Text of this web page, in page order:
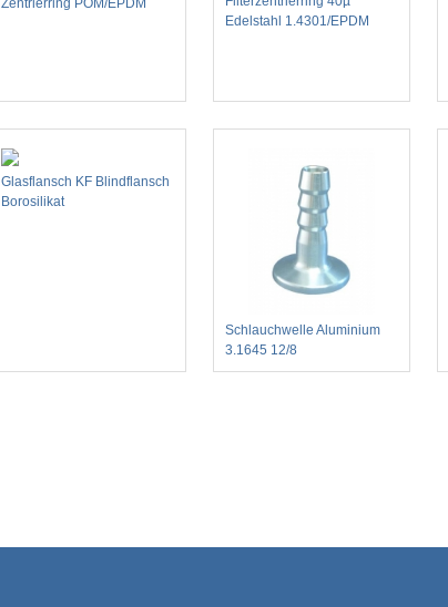
Edelstahl 1.4301/EPDM
Glasflansch KF Blindflansch
Borosilikat
Schlauchwelle Aluminium
3.1645 12/8